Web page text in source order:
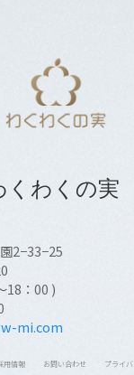
くわくの実
2−33−25
18：00 )
mi.com
用情報 お問い合わせ プライ